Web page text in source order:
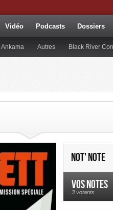
Vidéo Podcasts Dossiers
Ankama Autres Black River
Not' note
Vos notes
3 votants